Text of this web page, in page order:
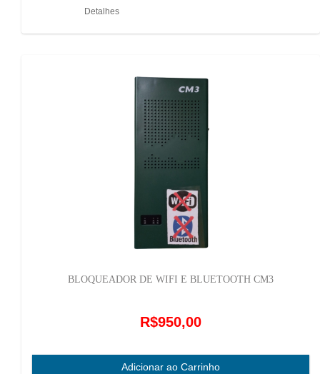
Detalhes
BLOQUEADOR DE WIFI E BLUETOOTH CM3
R$950,00